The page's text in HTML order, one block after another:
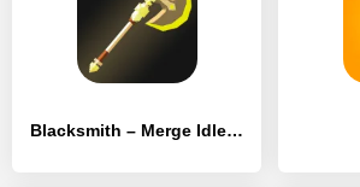
Blacksmith – Merge Idle RPG